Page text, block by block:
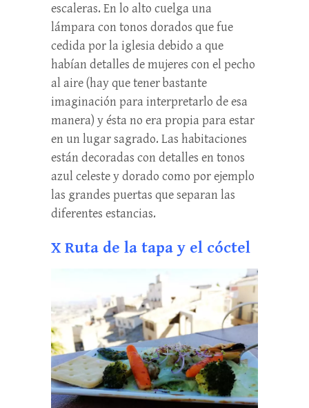
escaleras. En lo alto cuelga una
lámpara con tonos dorados que fue
cedida por la iglesia debido a que
habían detalles de mujeres con el pecho
al aire (hay que tener bastante
imaginación para interpretarlo de esa
manera) y ésta no era propia para estar
en un lugar sagrado. Las habitaciones
están decoradas con detalles en tonos
azul celeste y dorado como por ejemplo
las grandes puertas que separan las
diferentes estancias.
X Ruta de la tapa y el cóctel